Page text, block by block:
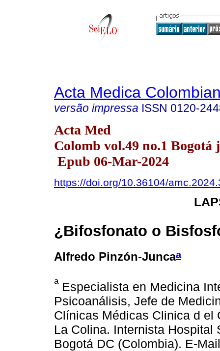
Acta Medica
versão impressa ISSN 0120-
Acta Med
Colomb vol.49 no.1 Bogotá
Epub 06-Mar-2024
https://doi.org/10.36104/
¿Bifosfonato o
Alfredo Pinzón-Juncaa
aEspecialista en Medicina
Psicoanálisis, Jefe de
Clínicas Médicas Clinica d el
La Colina. Internista Hospital
Bogotá DC (Colombia). E-